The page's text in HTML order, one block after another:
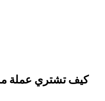
كيف تشتري عملة